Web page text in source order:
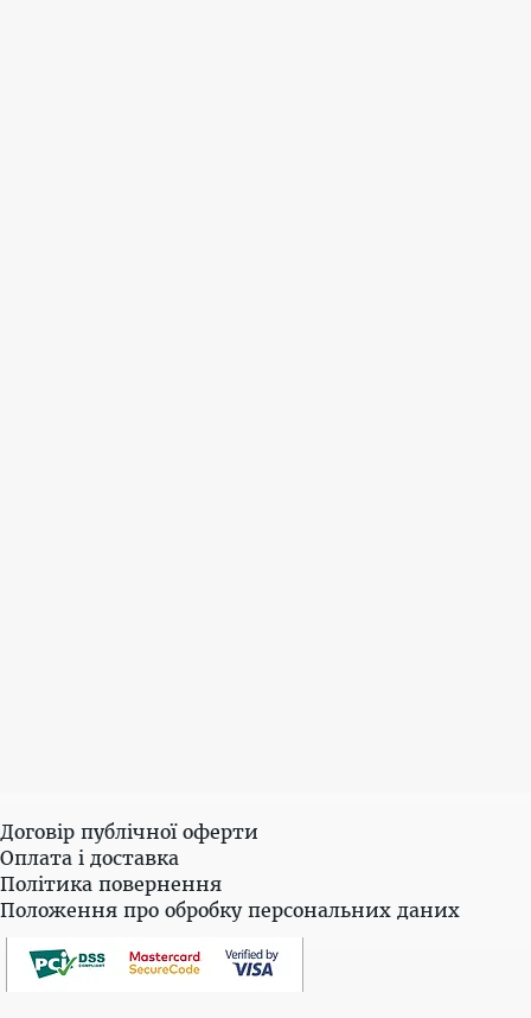
Договір публічної оферти
Оплата і доставка
Політика повернення
Положення про обробку персональних даних